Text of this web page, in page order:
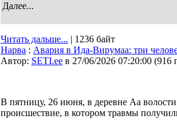
Далее...
Читать дальше... | 1236 байт
Нарва : Авария в Ида-Вирумаа: три
Автор: SETI.ee в 27/06/2026 07:20:00 (916
В пятницу, 26 июня, в деревне Аа
происшествие, в котором травмы